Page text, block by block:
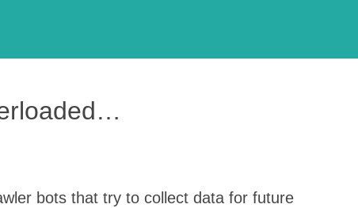
bots that try to collect data for future